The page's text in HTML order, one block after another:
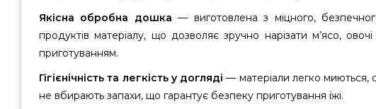
Якісна обробна дошка — виготовлена з міцного,
продуктів матеріалу, що дозволяє зручно нарізати м’ясо,
приготуванням.
Гігієнічність та легкість у догляді — матеріали легко миються,
не вбирають запахи, що гарантує безпеку приготування їжі.